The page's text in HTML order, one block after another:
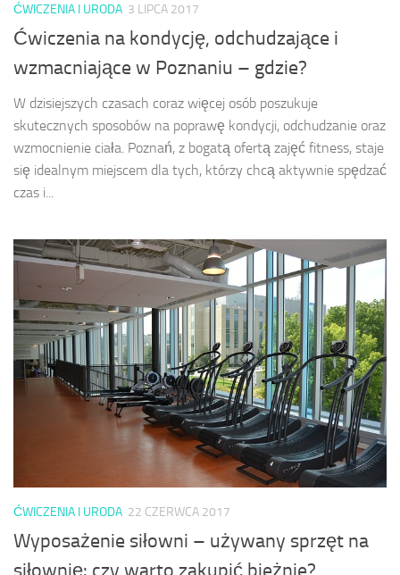
ĆWICZENIA I URODA 3 LIPCA 2017
Ćwiczenia na kondycję, odchudzające i
wzmacniające w Poznaniu – gdzie?
W dzisiejszych czasach coraz więcej osób poszukuje
skutecznych sposobów na poprawę kondycji, odchudzanie oraz
wzmocnienie ciała. Poznań, z bogatą ofertą zajęć fitness, staje
się idealnym miejscem dla tych, którzy chcą aktywnie spędzać
czas i...
ĆWICZENIA I URODA 22 CZERWCA 2017
Wyposażenie siłowni – używany sprzęt na